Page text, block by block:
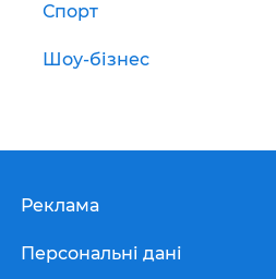
Спорт
Шоу-бізнес
Реклама
Персональні дані